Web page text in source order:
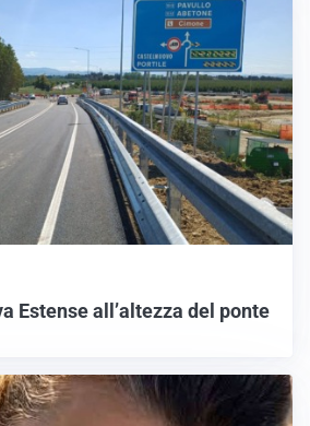
Estense all’altezza del ponte